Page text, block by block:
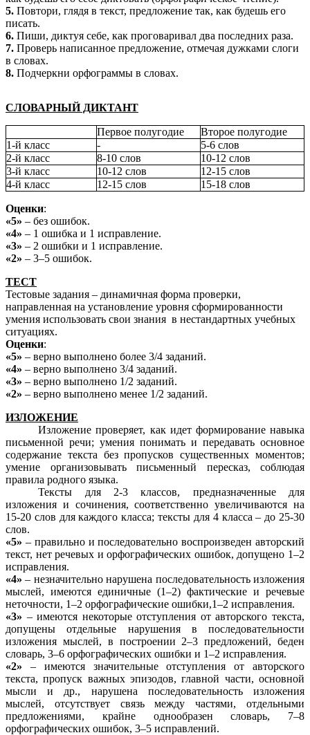
5. Повтори, глядя в текст, предложение так, как будешь его
писать.
6. Пиши, диктуя себе, как проговаривал два последних раза.
7. Проверь написанное предложение, отмечая дужками слоги
в словах.
8. Подчеркни орфограммы в словах.
СЛОВАРНЫЙ ДИКТАНТ
Первое полугодие
Второе полугодие
1-й класс
-
5-6 слов
2-й класс
8-10 слов
10-12 слов
3-й класс
10-12 слов
12-15 слов
4-й класс
12-15 слов 15-18 слов
Оценки:
«5» – без ошибок.
«4» – 1 ошибка и 1 исправление.
«3» – 2 ошибки и 1 исправление.
«2» – 3–5 ошибок.
ТЕСТ
Тестовые задания – динамичная форма проверки,
направленная на установление уровня сформированности
умения использовать свои знания в нестандартных учебных
ситуациях.
Оценки:
«5» – верно выполнено более 3/4 заданий.
«4» – верно выполнено 3/4 заданий.
«3» – верно выполнено 1/2 заданий.
«2» – верно выполнено менее 1/2 заданий.
ИЗЛОЖЕНИЕ
Изложение проверяет, как идет формирование навыка
письменной речи; умения понимать и передавать основное
содержание текста без пропусков существенных моментов;
умение организовывать письменный пересказ, соблюдая
правила родного языка.
Тексты для 2-3 классов, предназначенные для
изложения и сочинения, соответственно увеличиваются на
15-20 слов для каждого класса; тексты для 4 класса – до 25-30
слов.
«5» – правильно и последовательно воспроизведен авторский
текст, нет речевых и орфографических ошибок, допущено 1–2
исправления.
«4»– незначительно нарушена последовательность изложения
мыслей, имеются единичные (1–2) фактические и речевые
неточности, 1–2 орфографические ошибки,1–2 исправления.
«3» – имеются некоторые отступления от авторского текста,
допущены отдельные нарушения в последовательности
изложения мыслей, в построении 2–3 предложений, беден
словарь, 3–6 орфографических ошибки и 1–2 исправления.
«2» – имеются значительные отступления от авторского
текста, пропуск важных эпизодов, главной части, основной
мысли и др., нарушена последовательность изложения
мыслей, отсутствует связь между частями, отдельными
предложениями, крайне однообразен словарь, 7–8
орфографических ошибок, 3–5 исправлений.